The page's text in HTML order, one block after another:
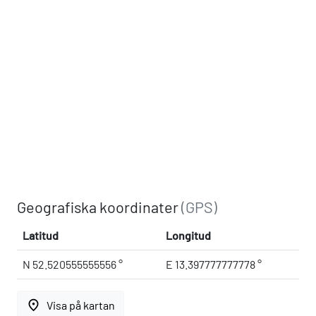
Geografiska koordinater(GPS)
Latitud Longitud
N 52.520555555556 ° E 13.397777777778 °
place Visa på kartan